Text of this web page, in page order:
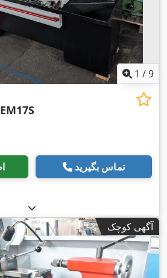
1 /9
تماس بگیرید
آگهی کوچک